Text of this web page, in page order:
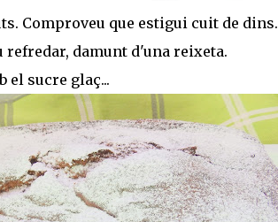
Comproveu que estigui cuit de dins.
damunt d'una reixeta.
el sucre glaç...